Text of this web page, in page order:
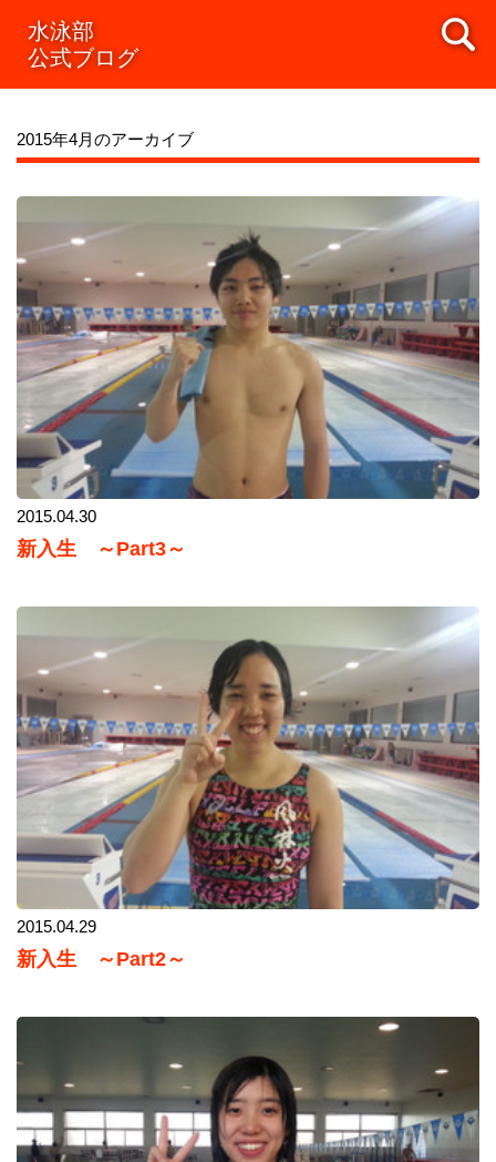
水泳部
公式ブログ
2015年4月のアーカイブ
2015.04.30
新入生 ～Part3～
2015.04.29
新入生 ～Part2～